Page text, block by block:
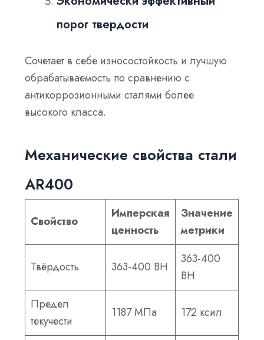
порог твердости
Сочетает в себе износостойкость и лучшую
обрабатываемость по сравнению с
антикоррозионными сталями более
высокого класса.
Механические свойства стали
AR400
Свойство
Имперская
ценность
Значение
метрики
Твёрдость 363-400 BH
363-400
BH
Предел
текучести
1187 МПа 172 ксил